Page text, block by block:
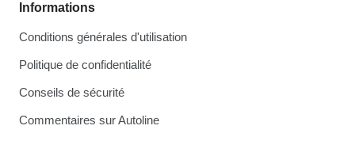
Informations
Conditions générales d'utilisation
Politique de confidentialité
Conseils de sécurité
Commentaires sur Autoline